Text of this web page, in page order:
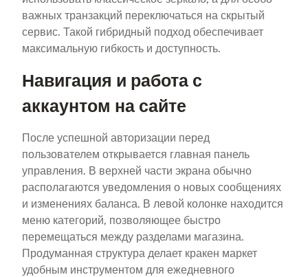
важных транзакций переключаться на скрытый
сервис. Такой гибридный подход обеспечивает
максимальную гибкость и доступность.
Навигация и работа с
аккаунтом на сайте
После успешной авторизации перед
пользователем открывается главная панель
управления. В верхней части экрана обычно
располагаются уведомления о новых сообщениях
и изменениях баланса. В левой колонке находится
меню категорий, позволяющее быстро
перемещаться между разделами магазина.
Продуманная структура делает кракен маркет
удобным инструментом для ежедневного